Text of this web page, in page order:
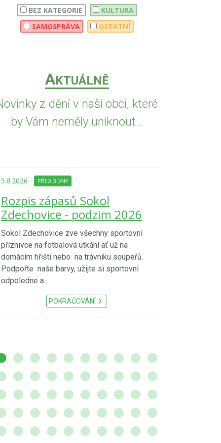
BEZ KATEGORIE
KULTURA
SAMOSPRÁVA
OSTATNÍ
AKTUÁLNĚ
z dění v naší obci, které
by Vám neměly uniknout...
5.8.2026 PŘED 3 DNY
Rozpis zápasů Sokol
Zdechovice - podzim 2026
Sokol Zdechovice zve všechny sportovní
příznivce na fotbalová utkání ať už na
domácím hřišti nebo na trávníku soupeřů.
Podpořte naše barvy, užijte si sportovní
odpoledne a...
POKRAČOVÁNÍ